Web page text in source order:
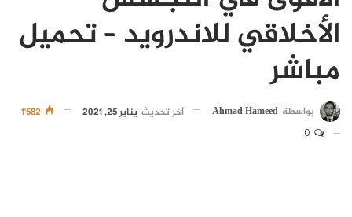
الأخلاقي للاندرويد – تحميل
مباشر
بواسطة Ahmad Hameed آخر تحديث يناير 25, 2021